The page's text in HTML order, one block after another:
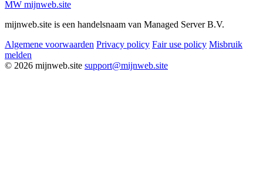
MW mijnweb.site
mijnweb.site is een handelsnaam van Managed Server B.V.
Algemene voorwaarden Privacy policy Fair use policy Misbruik
melden
© 2026 mijnweb.site support@mijnweb.site